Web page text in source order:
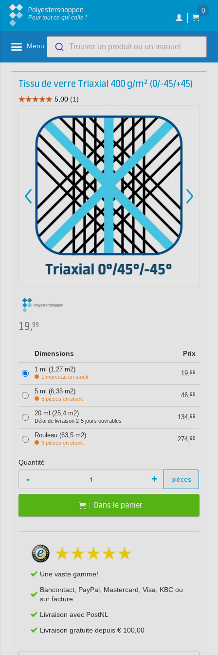
Polyestershoppen
Pour tout ce qui colle !
0
Menu Trouver un produit ou un manuel
Tissu de verre Triaxial 400 g/m² (0/-45/+45)
19,99
Dimensions Prix
1 ml (1,27 m2)
1 morceau en stock 19,99
5 ml (6,35 m2)
5 pièces en stock 46,98
20 ml (25,4 m2)
Délai de livraison 2-5 jours ouvrables 134,99
Rouleau (63,5 m2)
3 pièces en stock 274,98
Quantité
- + pièces
Dans le panier
Une vaste gamme!
Bancontact, PayPal, Mastercard, Visa, KBC ou
sur facture
Livraison avec PostNL
Livraison gratuite depuis € 100,00